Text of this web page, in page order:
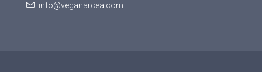
info@veganarcea.com